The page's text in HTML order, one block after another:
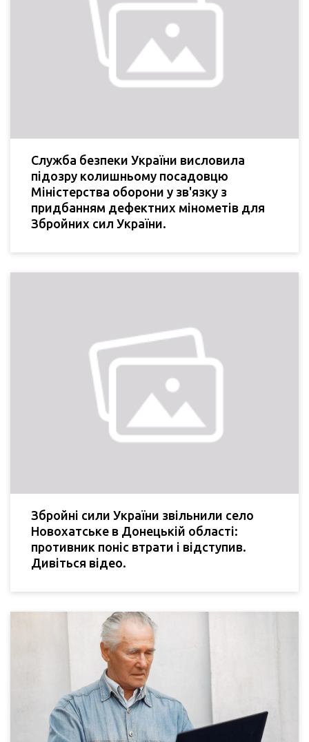
Служба безпеки України висловила
підозру колишньому посадовцю
Міністерства оборони у зв'язку з
придбанням дефектних мінометів для
Збройних сил України.
Збройні сили України звільнили село
Новохатське в Донецькій області:
противник поніс втрати і відступив.
Дивіться відео.